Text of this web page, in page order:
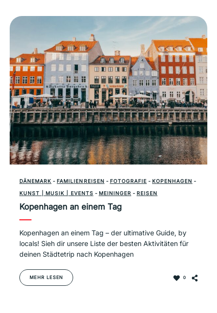
DÄNEMARK - FAMILIENREISEN - FOTOGRAFIE - KOPENHAGEN -
KUNST | MUSIK | EVENTS - MEININGER - REISEN
Kopenhagen an einem Tag
Kopenhagen an einem Tag – der ultimative Guide, by
locals! Sieh dir unsere Liste der besten Aktivitäten für
deinen Städtetrip nach Kopenhagen
MEHR LESEN 0